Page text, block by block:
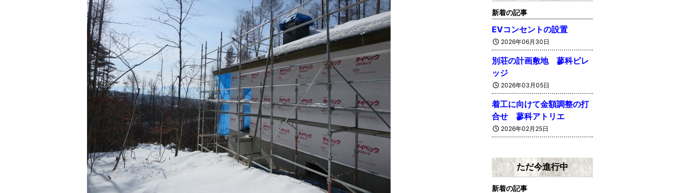
新着の記事
EVコンセントの設置
2026年06月30日
別荘の計画敷地 蓼科ビレ
ッジ
2026年03月05日
着工に向けて金額調整の打
合せ 蓼科アトリエ
2026年02月25日
ただ今進行中
新着の記事